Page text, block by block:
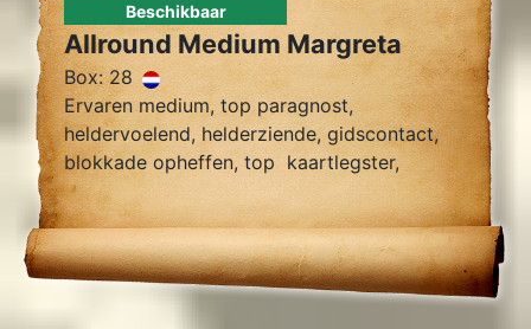
Beschikbaar
Allround Medium Margreta
Box: 28
Ervaren medium, top paragnost,
heldervoelend, helderziende, gidscontact,
blokkade opheffen, top kaartlegster,
vragen over relatie problemen zielsrelaties,
en toekomst voorspelling 2024